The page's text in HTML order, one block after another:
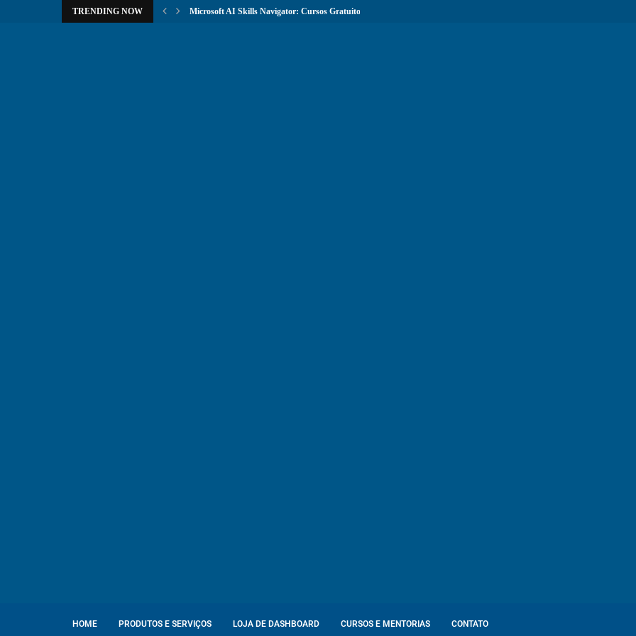
TRENDING NOW Microsoft AI Skills Navigator: Cursos Gratuitos com Certificação...
HOME PRODUTOS E SERVIÇOS LOJA DE DASHBOARD CURSOS E MENTORIAS CONTATO